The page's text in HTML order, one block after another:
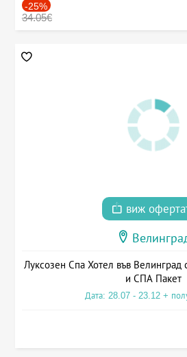
-25%
34.05€
виж
Луксозен Спа Хотел във
и СПА Пакет
Дата: 28.07 - 23.12 +